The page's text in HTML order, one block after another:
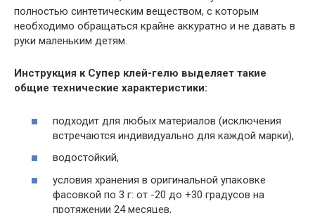
полностью синтетическим веществом, с которым
необходимо обращаться крайне аккуратно и не давать в
руки маленьким детям.
Инструкция к Супер клей-гелю выделяет такие
общие технические характеристики:
подходит для любых материалов (исключения
встречаются индивидуально для каждой марки),
водостойкий,
условия хранения в оригинальной упаковке
фасовкой по 3 г: от -20 до +30 градусов на
протяжении 24 месяцев,